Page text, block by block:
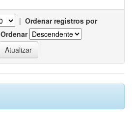
| Ordenar registros por
Ordenar